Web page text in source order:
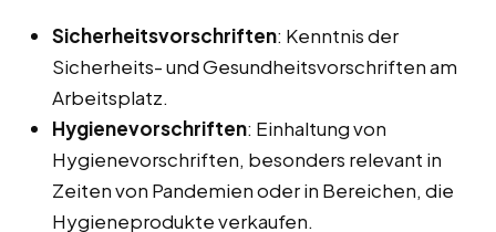
Sicherheitsvorschriften: Kenntnis der
Sicherheits- und Gesundheitsvorschriften am
Arbeitsplatz.
Hygienevorschriften: Einhaltung von
Hygienevorschriften, besonders relevant in
Zeiten von Pandemien oder in Bereichen, die
Hygieneprodukte verkaufen.